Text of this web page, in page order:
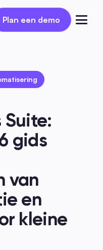
Plan een demo
Plan een demo
Suite:
gids
van
en
kleine